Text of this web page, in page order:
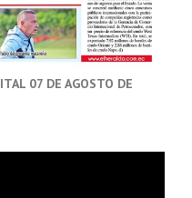
07 DE AGOSTO DE